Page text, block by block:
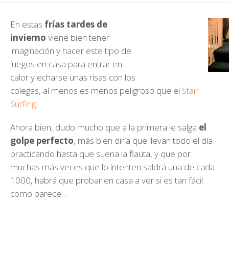
En estas frías tardes de
invierno viene bien tener
imaginación y hacer este tipo de
juegos en casa para entrar en
calor y echarse unas risas con los
colegas, al menos es menos peligroso que el Stair
Surfing.
Ahora bien, dudo mucho que a la primera le salga el
golpe perfecto, más bien diría que llevan todo el día
practicando hasta que suena la flauta, y que por
muchas más veces que lo intenten saldrá una de cada
1000, habrá que probar en casa a ver si es tan fácil
como parece…